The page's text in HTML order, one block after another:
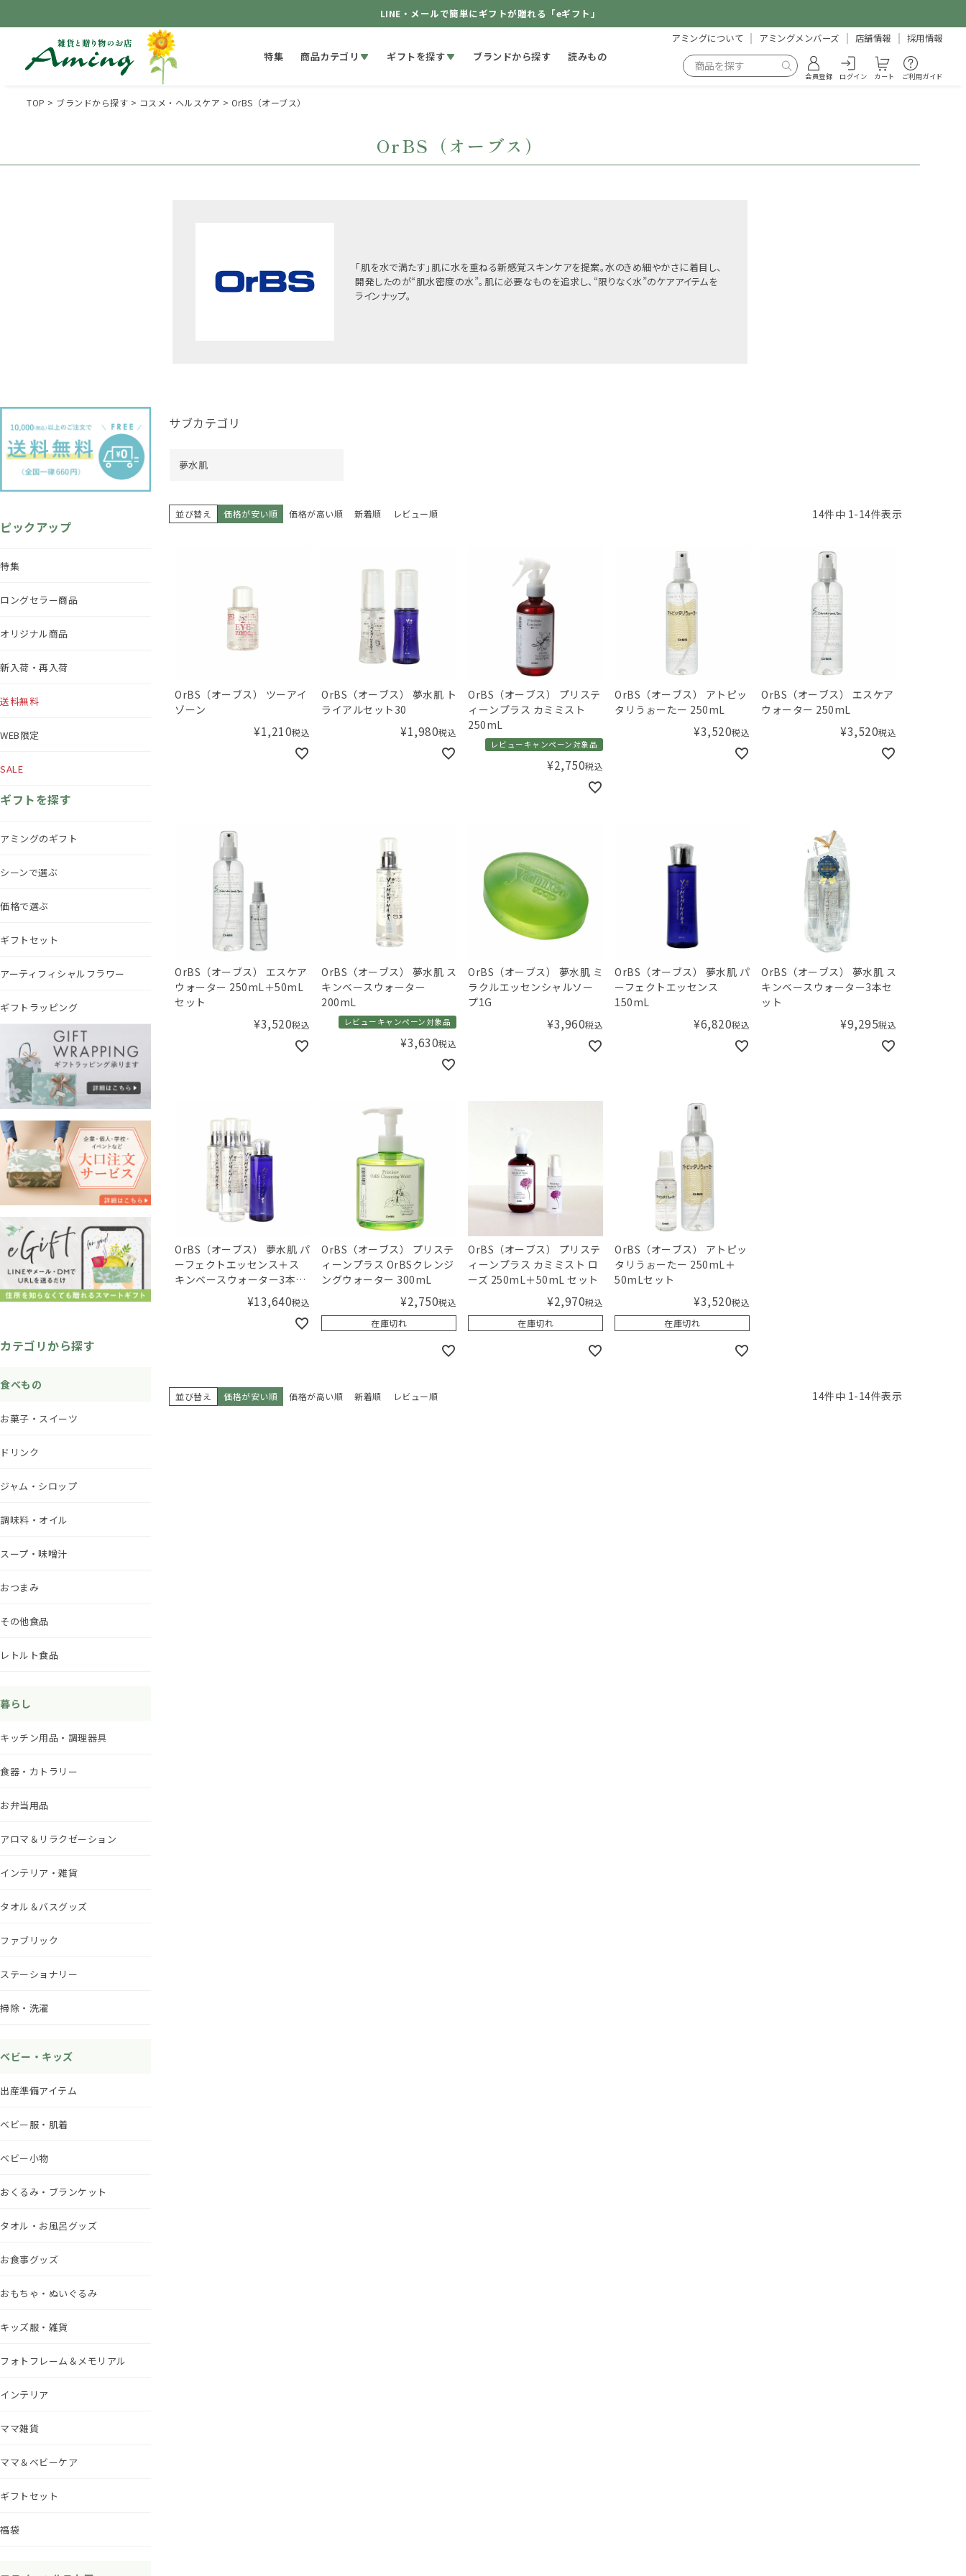
LINE・メールで簡単にギフトが贈れる「eギフト」
特集 商品カテゴリ ギフトを探す ブランドから探す 読みもの
アミングについて アミングメンバーズ 店舗情報 採用情報
会員登録 ログイン カート ご利用ガイド
TOP ブランドから探す コスメ・ヘルスケア OrBS（オーブス）
OrBS（オーブス）
「肌を水で満たす」肌に水を重ねる新感覚スキンケアを提案。水のきめ細やかさに着目し、
開発したのが“肌水密度の水”。肌に必要なものを追求し、“限りなく水”のケアアイテムを
ラインナップ。
ピックアップ
特集
ロングセラー商品
オリジナル商品
新入荷・再入荷
送料無料
WEB限定
SALE
ギフトを探す
アミングのギフト
シーンで選ぶ
価格で選ぶ
ギフトセット
アーティフィシャルフラワー
ギフトラッピング
カテゴリから探す
食べもの
お菓子・スイーツ
ドリンク
ジャム・シロップ
調味料・オイル
スープ・味噌汁
おつまみ
その他食品
レトルト食品
暮らし
キッチン用品・調理器具
食器・カトラリー
お弁当用品
アロマ＆リラクゼーション
インテリア・雑貨
タオル＆バスグッズ
ファブリック
ステーショナリー
掃除・洗濯
ベビー・キッズ
出産準備アイテム
ベビー服・肌着
ベビー小物
おくるみ・ブランケット
タオル・お風呂グッズ
お食事グッズ
おもちゃ・ぬいぐるみ
キッズ服・雑貨
フォトフレーム＆メモリアル
インテリア
ママ雑貨
ママ＆ベビーケア
ギフトセット
福袋
サブカテゴリ
夢水肌
並び替え 価格が安い順 価格が高い順 新着順 レビュー順 14件中 1-14件表示
OrBS（オーブス） ツーアイ
ゾーン
¥1,210税込
OrBS（オーブス） 夢水肌 ト
ライアルセット30
¥1,980税込
OrBS（オーブス） プリステ
ィーンプラス カミミスト
250mL
レビューキャンペーン対象品
¥2,750税込
OrBS（オーブス） アトピッ
タリうぉーたー 250mL
¥3,520税込
OrBS（オーブス） エスケア
ウォーター 250mL
¥3,520税込
OrBS（オーブス） エスケア
ウォーター 250mL＋50mL
セット
¥3,520税込
OrBS（オーブス） 夢水肌 ス
キンベースウォーター
200mL
レビューキャンペーン対象品
¥3,630税込
OrBS（オーブス） 夢水肌 ミ
ラクルエッセンシャルソー
プ1G
¥3,960税込
OrBS（オーブス） 夢水肌 パ
ーフェクトエッセンス
150mL
¥6,820税込
OrBS（オーブス） 夢水肌 ス
キンベースウォーター3本セ
ット
¥9,295税込
OrBS（オーブス） 夢水肌 パ
ーフェクトエッセンス＋ス
キンベースウォーター3本セ
¥13,640税込
OrBS（オーブス） プリステ
ィーンプラス OrBSクレンジ
ングウォーター 300mL
¥2,750税込
在庫切れ
OrBS（オーブス） プリステ
ィーンプラス カミミスト ロ
ーズ 250mL＋50mL セット
¥2,970税込
在庫切れ
OrBS（オーブス） アトピッ
タリうぉーたー 250mL＋
50mLセット
¥3,520税込
在庫切れ
並び替え 価格が安い順 価格が高い順 新着順 レビュー順 14件中 1-14件表示